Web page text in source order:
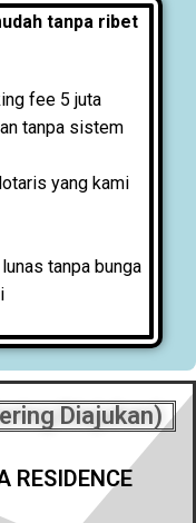
tanpa ribet
fee 5 juta
tanpa sistem
yang kami
tanpa bunga
Diajukan)
RESIDENCE